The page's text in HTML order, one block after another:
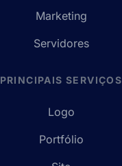
Marketing
Servidores
PRINCIPAIS SERVIÇOS
Logo
Portfólio